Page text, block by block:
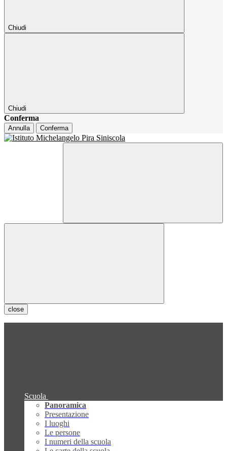
Chiudi
Chiudi
Conferma
Annulla Conferma
close
Scuola
Panoramica
Presentazione
I luoghi
Le persone
I numeri della scuola